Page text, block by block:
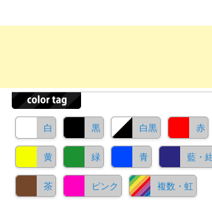
白 黒 白黒 赤
黄 緑 青 藍・
茶 ピンク 複数・虹